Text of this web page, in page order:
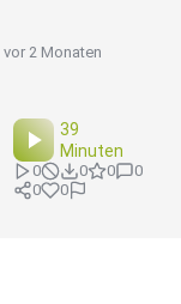
vor 2 Monaten
39
Minuten
0 0 0
0
0
0